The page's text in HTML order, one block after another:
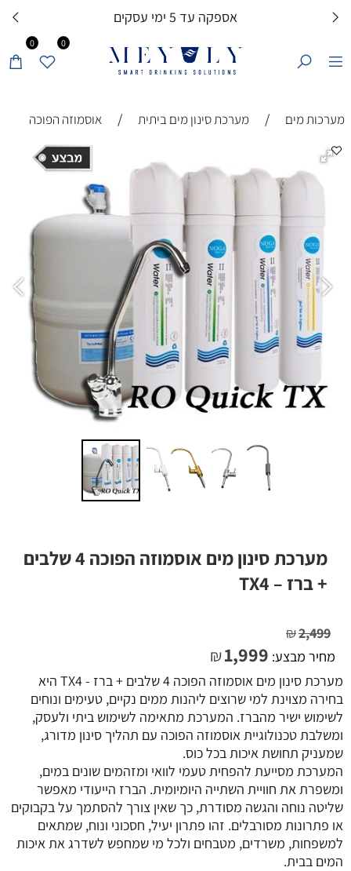
אספקה עד 5 ימי עסקים
0 0
מערכות מים / מערכת סינון מים ביתית / אוסמוזה הפוכה
מערכת סינון מים אוסמוזה הפוכה 4 שלבים
+ ברז – TX4
₪2,499
מחיר מבצע:
₪1,999
מערכת סינון מים אוסמוזה הפוכה 4 שלבים + ברז - TX4 היא
בחירה מצוינת למי שרוצים ליהנות ממים נקיים, טעימים ונוחים
לשימוש ישיר מהברז. המערכת מתאימה לשימוש ביתי ולעסק,
ומשלבת טכנולוגיית אוסמוזה הפוכה עם תהליך סינון מדורג,
שמעניק תחושת איכות בכל כוס.
המערכת מסייעת להפחית טעמי לוואי ומזהמים שונים במים,
ומשפרת את חוויית השתייה היומיומית. הברז הייעודי מאפשר
שליטה נוחה והגשה מסודרת, כך שאין צורך להסתמך על בקבוקים
או פתרונות מסורבלים. זהו פתרון יעיל, חסכוני ונוח, שמתאים
למשפחות, משרדים, מטבחים ולכל מי שמחפש לשדרג את איכות
המים בבית.